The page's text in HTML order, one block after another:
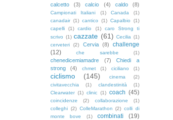
calcetto
(3) calcio (4) caldo (8)
Campionati Italiani (1) Canada
(1)
canadair (1) cantico (1) Capalbio
(1)
capelli
(1) cardio (1)
caro Strong ti
scrivo (1) cazzate (61) Cecilia (1)
cerveteri
(2) Cervia (8)
challenge
(12)
che sarebbe (1)
chenedicemiamadre (7)
Chiedi a
strong
(4) chmet (1) ciciliano (1)
ciclismo (145) cinema
(2)
civitavecchia
(1) clandestinità
(1)
Clearwater (1) clinic (1) coach (45)
coincidenze (2) collaborazione
(1)
colleghi (2) ColleMarathon (2) colli di
monte bove
(1) combinati (19)